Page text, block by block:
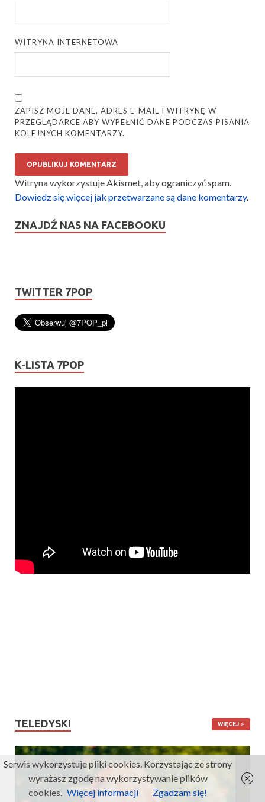
WITRYNA INTERNETOWA
ZAPISZ MOJE DANE, ADRES E-MAIL I WITRYNĘ W
PRZEGLĄDARCE ABY WYPEŁNIĆ DANE PODCZAS PISANIA
KOLEJNYCH KOMENTARZY.
Witryna wykorzystuje Akismet, aby ograniczyć spam.
Dowiedz się więcej jak przetwarzane są dane komentarzy.
ZNAJDŹ NAS NA FACEBOOKU
TWITTER 7POP
K-LISTA 7POP
TELEDYSKI WIĘCEJ
Serwis wykorzystuje pliki cookies. Korzystając ze strony
wyrażasz zgodę na wykorzystywanie plików
cookies. Więcej informacji Zgadzam się!